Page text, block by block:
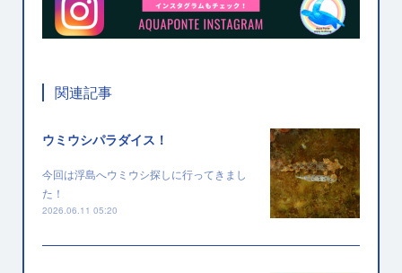
関連記事
ウミウシパラダイス！
今回は浮島へウミウシ探しに行ってきまし
た！
2026.06.11 05:20